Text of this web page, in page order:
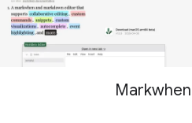
Markwhen